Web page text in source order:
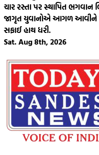
ચાર રસ્તા પર સ્થાપિત ભગવાન
જાગૃત યુવાનોએ આગળ આવીને
સફાઈ હાથ ધરી.
Sat. Aug 8th, 2026